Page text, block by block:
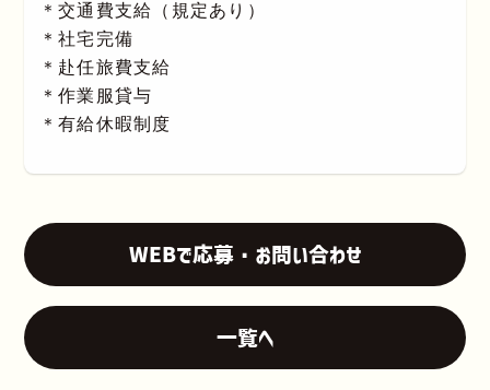
＊交通費支給（規定あり）
＊社宅完備
＊赴任旅費支給
＊作業服貸与
＊有給休暇制度
WEBで応募・お問い合わせ
一覧へ